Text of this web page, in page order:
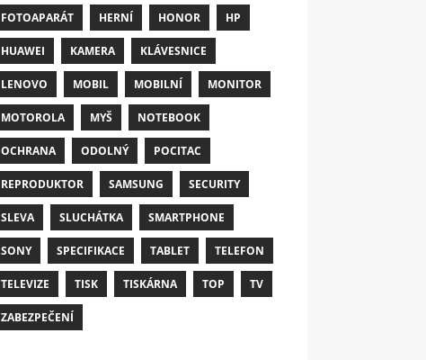
FOTOAPARÁT HERNÍ HONOR HP
HUAWEI KAMERA KLÁVESNICE
LENOVO MOBIL MOBILNÍ MONITOR
MOTOROLA MYŠ NOTEBOOK
OCHRANA ODOLNÝ POCITAC
REPRODUKTOR SAMSUNG SECURITY
SLEVA SLUCHÁTKA SMARTPHONE
SONY SPECIFIKACE TABLET TELEFON
TELEVIZE TISK TISKÁRNA TOP TV
ZABEZPEČENÍ